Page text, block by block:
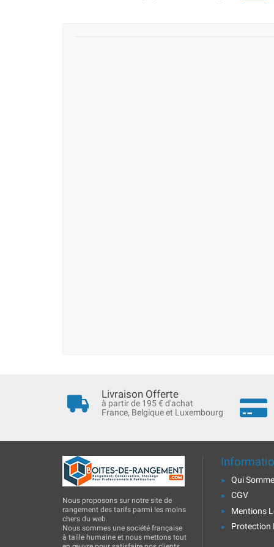
Livraison Offerte
à partir de 195 € d'achat
France, Belgique et Luxembourg
Nous proposons sur notre site de
rangement des tarifs parmi les moins
chers du web.
Nous sommes une société française
à taille humaine et nous mettons tout
Qui
CGV
Mentions
Protection